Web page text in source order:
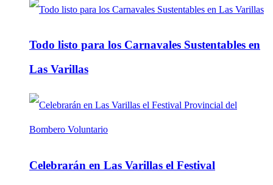
Todo listo para los Carnavales Sustentables en
Las Varillas
Celebrarán en Las Varillas el Festival